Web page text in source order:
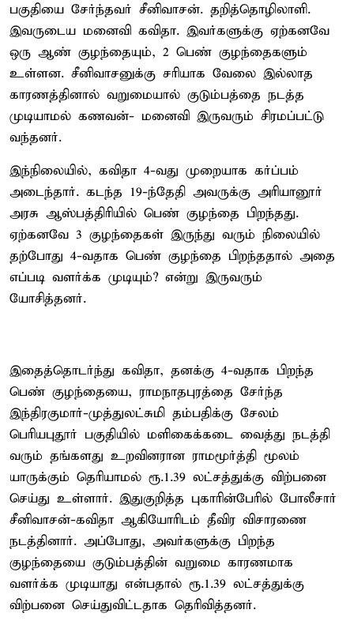
பகுதியை சேர்ந்தவர் சீனிவாசன். தறித்தொழிலாளி.
இவருடைய மனைவி கவிதா. இவர்களுக்கு ஏற்கனவே
ஒரு ஆண் குழந்தையும், 2 பெண் குழந்தைகளும்
உள்ளன. சீனிவாசனுக்கு சரியாக வேலை இல்லாத
காரணத்தினால் வறுமையால் குடும்பத்தை நடத்த
முடியாமல் கணவன்- மனைவி இருவரும் சிரமப்பட்டு
வந்தனர்.
இந்நிலையில், கவிதா 4-வது முறையாக கர்ப்பம்
அடைந்தார். கடந்த 19-ந்தேதி அவருக்கு அரியானூர்
அரசு ஆஸ்பத்திரியில் பெண் குழந்தை பிறந்தது.
ஏற்கனவே 3 குழந்தைகள் இருந்து வரும் நிலையில்
தற்போது 4-வதாக பெண் குழந்தை பிறந்ததால் அதை
எப்படி வளர்க்க முடியும்? என்று இருவரும்
யோசித்தனர்.
இதைத்தொடர்ந்து கவிதா, தனக்கு 4-வதாக பிறந்த
பெண் குழந்தையை, ராமநாதபுரத்தை சேர்ந்த
இந்திரகுமார்-முத்துலட்சுமி தம்பதிக்கு சேலம்
பெரியபுதூர் பகுதியில் மளிகைக்கடை வைத்து நடத்தி
வரும் தங்களது உறவினரான ராமமூர்த்தி மூலம்
யாருக்கும் தெரியாமல் ரூ.1.39 லட்சத்துக்கு விற்பனை
செய்து உள்ளார். இதுகுறித்த புகாரின்பேரில் போலீசார்
சீனிவாசன்-கவிதா ஆகியோரிடம் தீவிர விசாரணை
நடத்தினார். அப்போது, அவர்களுக்கு பிறந்த
குழந்தையை குடும்பத்தின் வறுமை காரணமாக
வளர்க்க முடியாது என்பதால் ரூ.1.39 லட்சத்துக்கு
விற்பனை செய்துவிட்டதாக தெரிவித்தனர்.